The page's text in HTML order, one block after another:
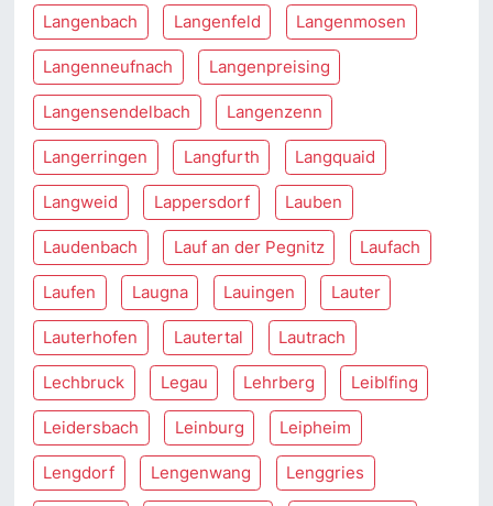
Langenbach Langenfeld Langenmosen
Langenneufnach Langenpreising
Langensendelbach Langenzenn
Langerringen Langfurth Langquaid
Langweid Lappersdorf Lauben
Laudenbach Lauf an der Pegnitz Laufach
Laufen Laugna Lauingen Lauter
Lauterhofen Lautertal Lautrach
Lechbruck Legau Lehrberg Leiblfing
Leidersbach Leinburg Leipheim
Lengdorf Lengenwang Lenggries